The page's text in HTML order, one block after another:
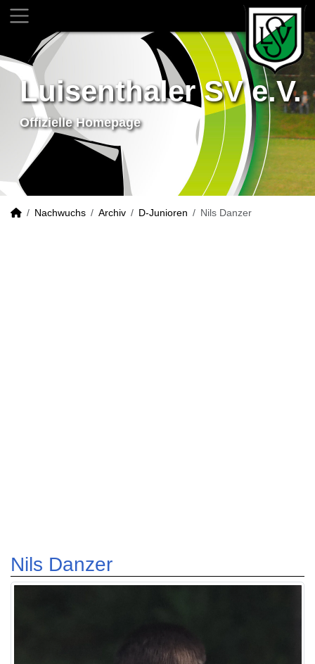
Luisenthaler SV e.V.
Offizielle Homepage
Nachwuchs Archiv D-Junioren Nils Danzer
Nils Danzer